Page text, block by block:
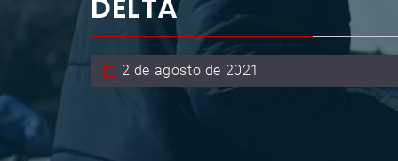
2 de agosto de 2021